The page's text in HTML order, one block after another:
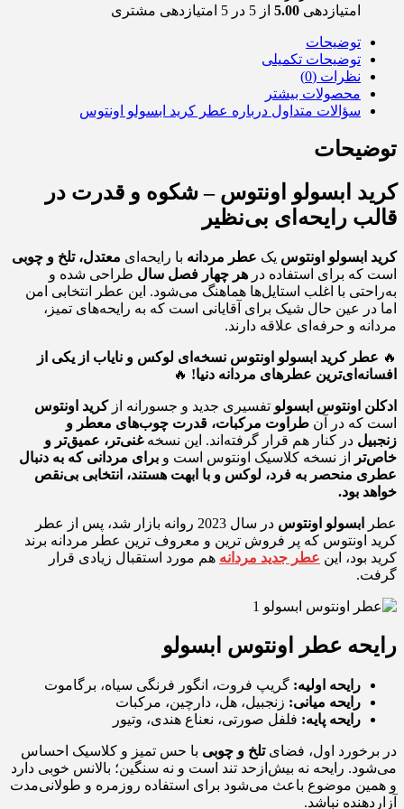
امتیازدهی 5.00 از 5 در 5 امتیازدهی مشتری
توضیحات
توضیحات تکمیلی
نظرات (0)
محصولات بیشتر
سؤالات متداول درباره عطر کرید ابسولو اونتوس
توضیحات
کرید ابسولو اونتوس – شکوه و قدرت در
قالب رایحه‌ای بی‌نظیر
کرید ابسولو اونتوس یک عطر مردانه با رایحه‌ای معتدل، تلخ و چوبی
است که برای استفاده در هر چهار فصل سال طراحی شده و
به‌راحتی با اغلب استایل‌ها هماهنگ می‌شود. این عطر انتخابی امن
اما در عین حال شیک برای آقایانی است که به رایحه‌های تمیز،
مردانه و حرفه‌ای علاقه دارند.
🔥 عطر کرید ابسولو اونتوس نسخه‌ای لوکس و نایاب از یکی از
افسانه‌ای‌ترین عطرهای مردانه دنیا! 🔥
ادکلن اونتوس ابسولو تفسیری جدید و جسورانه ازکرید اونتوس
است که در آن طراوت مرکبات، قدرت چوب‌های معطر و
زنجبیل در کنار هم قرار گرفته‌اند. این نسخهغنی‌تر، عمیق‌تر و
خاص‌تر
از نسخه کلاسیک اونتوس است و برای مردانی که به دنبال
عطری منحصر به‌ فرد، لوکس و با ابهت هستند، انتخابی بی‌نقص
خواهد بود.
عطر ابسولو اونتوس
در سال 2023 روانه بازار شد، پس از عطر
کرید اونتوس که پر فروش ترین و معروف ترین عطر مردانه برند
کرید بود، این عطر جدید مردانه هم مورد استقبال زیادی قرار
گرفت.
رایحه عطر اونتوس ابسولو
رایحه اولیه: گریپ فروت، انگور فرنگی سیاه، برگاموت
رایحه میانی: زنجبیل، هل، دارچین، مرکبات
رایحه پایه: فلفل صورتی، نعناع هندی، وتیور
در برخورد اول، فضایتلخ و چوبی با حس تمیز و کلاسیک احساس
می‌شود. رایحه نه بیش‌ازحد تند است و نه سنگین؛ بالانس خوبی دارد
و همین موضوع باعث می‌شود برای استفاده روزمره و طولانی‌مدت
آزاردهنده نباشد.